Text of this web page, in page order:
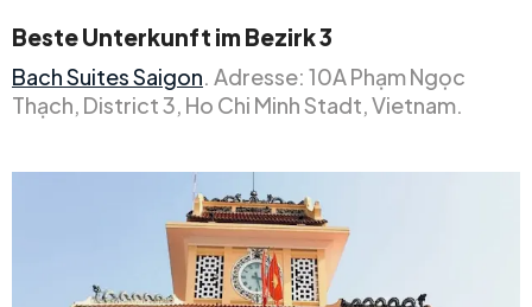
Beste Unterkunft im Bezirk 3
Bach Suites Saigon. Adresse: 10A Phạm Ngọc
Thạch, District 3, Ho Chi Minh Stadt, Vietnam.